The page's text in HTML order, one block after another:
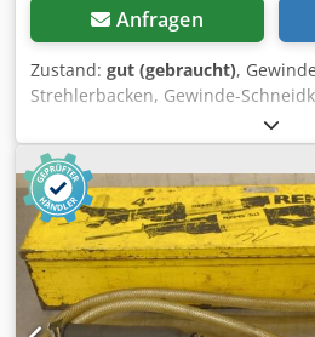
Anfragen
Zustand: gut (gebraucht),
Strehlerbacken, Gewinde-
Gewindeschneidmaschine,
Gewinde: 1" - 2" Zoll Dsdpfx Aob A
Transportkiste -Gewicht: 17 kg